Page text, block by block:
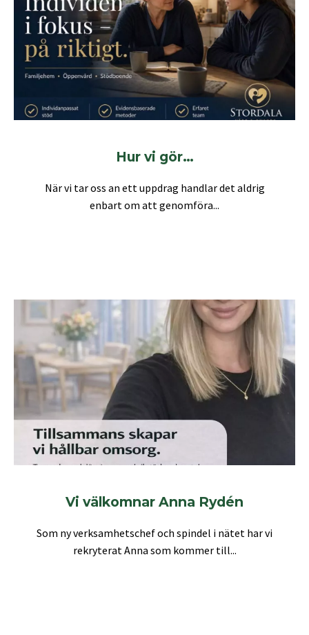
Hur vi gör…
När vi tar oss an ett uppdrag handlar det aldrig
enbart om att genomföra...
Vi välkomnar Anna Rydén
Som ny verksamhetschef och spindel i nätet har vi
rekryterat Anna som kommer till...